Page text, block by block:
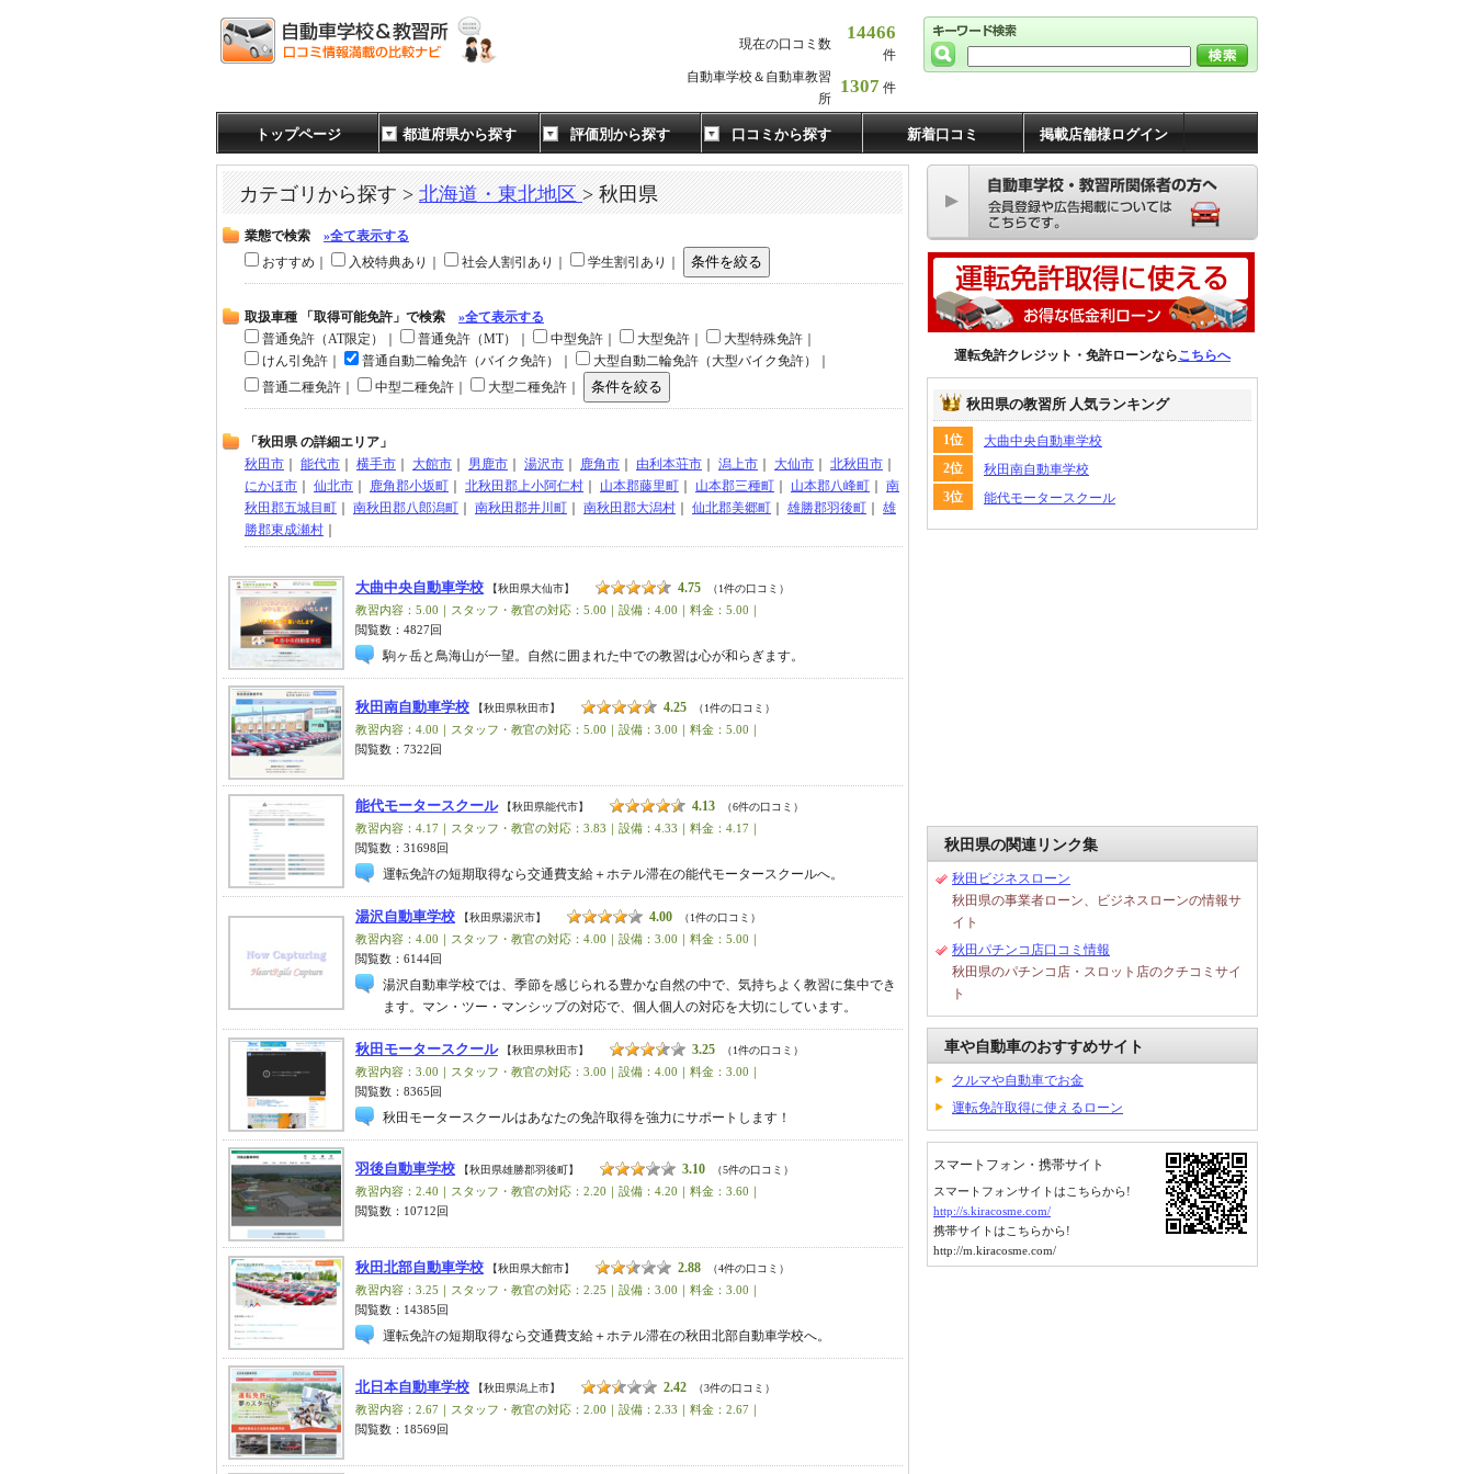
現在の口コミ数
14466
件
自動車学校＆自動車教習
所
1307 件
トップページ 都道府県から探す 評価別から探す 口コミから探す 新着口コミ 掲載店舗様ログイン
カテゴリから探す > 北海道・東北地区 > 秋田県
業態で検索 »全て表示する
おすすめ｜
入校特典あり｜ 社会人割引あり｜ 学生割引あり｜
取扱車種 「取得可能免許」で検索 »全て表示する
普通免許（AT限定）｜
普通免許（MT）｜ 中型免許｜ 大型免許｜
大型特殊免許｜
けん引免許｜
普通自動二輪免許（バイク免許）｜
大型自動二輪免許（大型バイク免許）｜
普通二種免許｜
中型二種免許｜ 大型二種免許｜
「秋田県 の詳細エリア」
秋田市
能代市 横手市 大館市 男鹿市 湯沢市 鹿角市 由利本荘市 潟上市 大仙市 北秋田市
にかほ市
仙北市 鹿角郡小坂町 北秋田郡上小阿仁村 山本郡藤里町 山本郡三種町 山本郡八峰町
南
秋田郡五城目町
南秋田郡八郎潟町 南秋田郡井川町 南秋田郡大潟村 仙北郡美郷町 雄勝郡羽後町
雄
勝郡東成瀬村
大曲中央自動車学校 【秋田県大仙市】 4.75 （1件の口コミ）
教習内容：5.00｜スタッフ・教官の対応：5.00｜設備：4.00｜料金：5.00｜
閲覧数：4827回
駒ヶ岳と鳥海山が一望。自然に囲まれた中での教習は心が和らぎます。
秋田南自動車学校 【秋田県秋田市】 4.25 （1件の口コミ）
教習内容：4.00｜スタッフ・教官の対応：5.00｜設備：3.00｜料金：5.00｜
閲覧数：7322回
能代モータースクール【秋田県能代市】 4.13 （6件の口コミ）
教習内容：4.17｜スタッフ・教官の対応：3.83｜設備：4.33｜料金：4.17｜
閲覧数：31698回
運転免許の短期取得なら交通費支給＋ホテル滞在の能代モータースクールへ。
湯沢自動車学校 【秋田県湯沢市】 4.00 （1件の口コミ）
教習内容：4.00｜スタッフ・教官の対応：4.00｜設備：3.00｜料金：5.00｜
閲覧数：6144回
湯沢自動車学校では、季節を感じられる豊かな自然の中で、気持ちよく教習に集中でき
ます。マン・ツー・マンシップの対応で、個人個人の対応を大切にしています。
秋田モータースクール【秋田県秋田市】 3.25 （1件の口コミ）
教習内容：3.00｜スタッフ・教官の対応：3.00｜設備：4.00｜料金：3.00｜
閲覧数：8365回
秋田モータースクールはあなたの免許取得を強力にサポートします！
羽後自動車学校 【秋田県雄勝郡羽後町】 3.10 （5件の口コミ）
教習内容：2.40｜スタッフ・教官の対応：2.20｜設備：4.20｜料金：3.60｜
閲覧数：10712回
秋田北部自動車学校 【秋田県大館市】 2.88 （4件の口コミ）
教習内容：3.25｜スタッフ・教官の対応：2.25｜設備：3.00｜料金：3.00｜
閲覧数：14385回
運転免許の短期取得なら交通費支給＋ホテル滞在の秋田北部自動車学校へ。
北日本自動車学校 【秋田県潟上市】 2.42 （3件の口コミ）
教習内容：2.67｜スタッフ・教官の対応：2.00｜設備：2.33｜料金：2.67｜
閲覧数：18569回
運転免許クレジット・免許ローンならこちらへ
秋田県の教習所 人気ランキング
1位
大曲中央自動車学校
2位
秋田南自動車学校
3位
能代モータースクール
秋田県の関連リンク集
秋田ビジネスローン
秋田県の事業者ローン、ビジネスローンの情報サ
イト
秋田パチンコ店口コミ情報
秋田県のパチンコ店・スロット店のクチコミサイ
ト
車や自動車のおすすめサイト
クルマや自動車でお金
運転免許取得に使えるローン
スマートフォン・携帯サイト
スマートフォンサイトはこちらから!
http://s.kiracosme.com/
携帯サイトはこちらから!
http://m.kiracosme.com/